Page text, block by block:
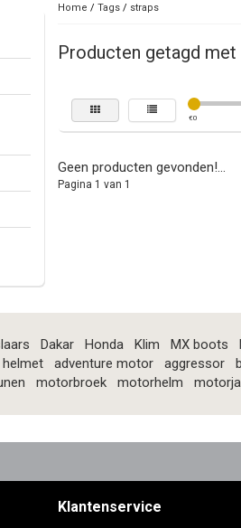
Home / Tags/ straps
Producten getagd met
€0
Geen producten gevonden!...
Pagina 1 van 1
Dakar Honda Klim MX boots
adventure motor aggressor
motorbroek motorhelm
Klantenservice